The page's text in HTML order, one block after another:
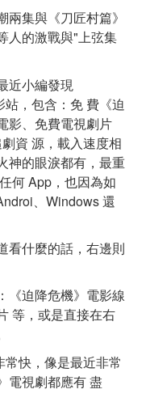
集與《刀匠村篇》
人的激戰與"上弦集
近小編發現
站，包含：免 費《迫
影、免費電視劇片
資 源，載入速度相
神的眼淚都有，最重
何 App，也因為如
、Windows 還
看什麼的話，右邊則
《迫降危機》電影線
等，或是直接在右
快，像是最近非常
電視劇都應有 盡